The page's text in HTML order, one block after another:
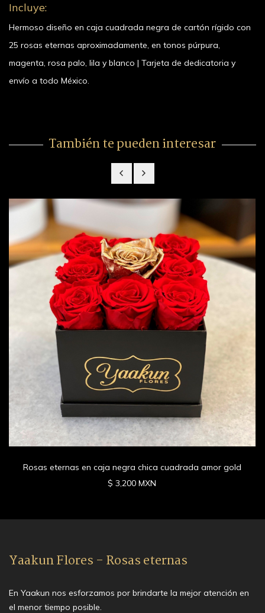
Incluye:
Hermoso diseño en caja cuadrada negra de cartón rígido con
25 rosas eternas aproximadamente, en tonos púrpura,
magenta, rosa palo, lila y blanco | Tarjeta de dedicatoria y
envío a todo México.
También te pueden interesar
Rosas eternas en caja negra chica cuadrada amor gold
$ 3,200 MXN
Yaakun Flores - Rosas eternas
En Yaakun nos esforzamos por brindarte la mejor atención en
el menor tiempo posible.